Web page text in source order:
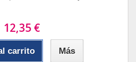
12,35 €
carrito Más